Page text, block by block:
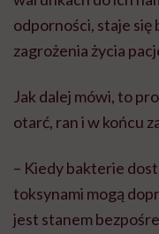
odporności, staje się
zagrożenia życia
Jak dalej mówi, to
otarć, ran i w końcu
– Kiedy bakterie
toksynami mogą
jest stanem